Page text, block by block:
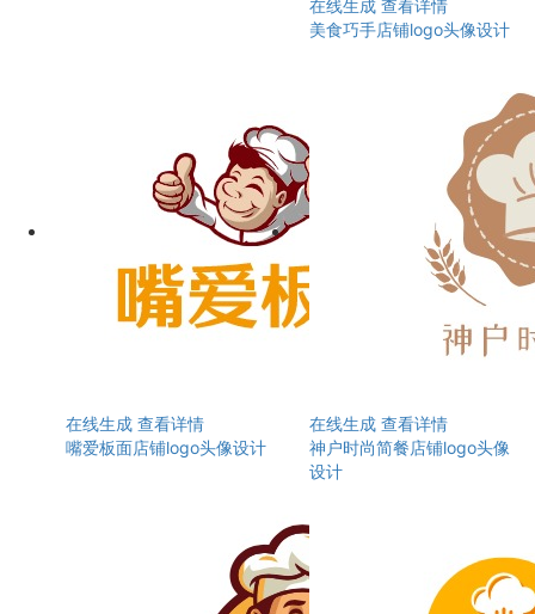
在线生成 查看详情
美食巧手店铺logo头像设计
在线生成 查看详情
嘴爱板面店铺logo头像设计
在线生成 查看详情
神户时尚简餐店铺logo头像
设计